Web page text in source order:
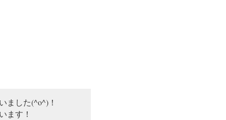
ました(^o^)！
ます！